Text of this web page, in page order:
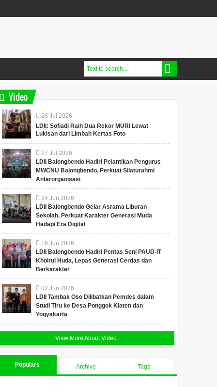
Video
28 Jul 2026
LDII: Sofiadi Raih Dua Rekor MURI Lewat
Lukisan dari Limbah Kertas Foto
27 Jul 2026
LDII Balongbendo Hadiri Pelantikan Pengurus
MWCNU Balongbendo, Perkuat Silaturahmi
Antarorganisasi
24 Jun 2026
LDII Balongbendo Gelar Asrama Liburan
Sekolah, Perkuat Karakter Generasi Muda
Hadapi Era Digital
16 Jun 2026
LDII Balongbendo Hadiri Pentas Seni PAUD-IT
Khoirul Huda, Lepas Generasi Cerdas dan
Berkarakter
02 Jun 2026
LDII Tambak Oso Dilibatkan Pemdes dalam
Studi Tiru ke Desa Ponggok Klaten dan
Yogyakarta
View More About Video
Populars Archive Tags